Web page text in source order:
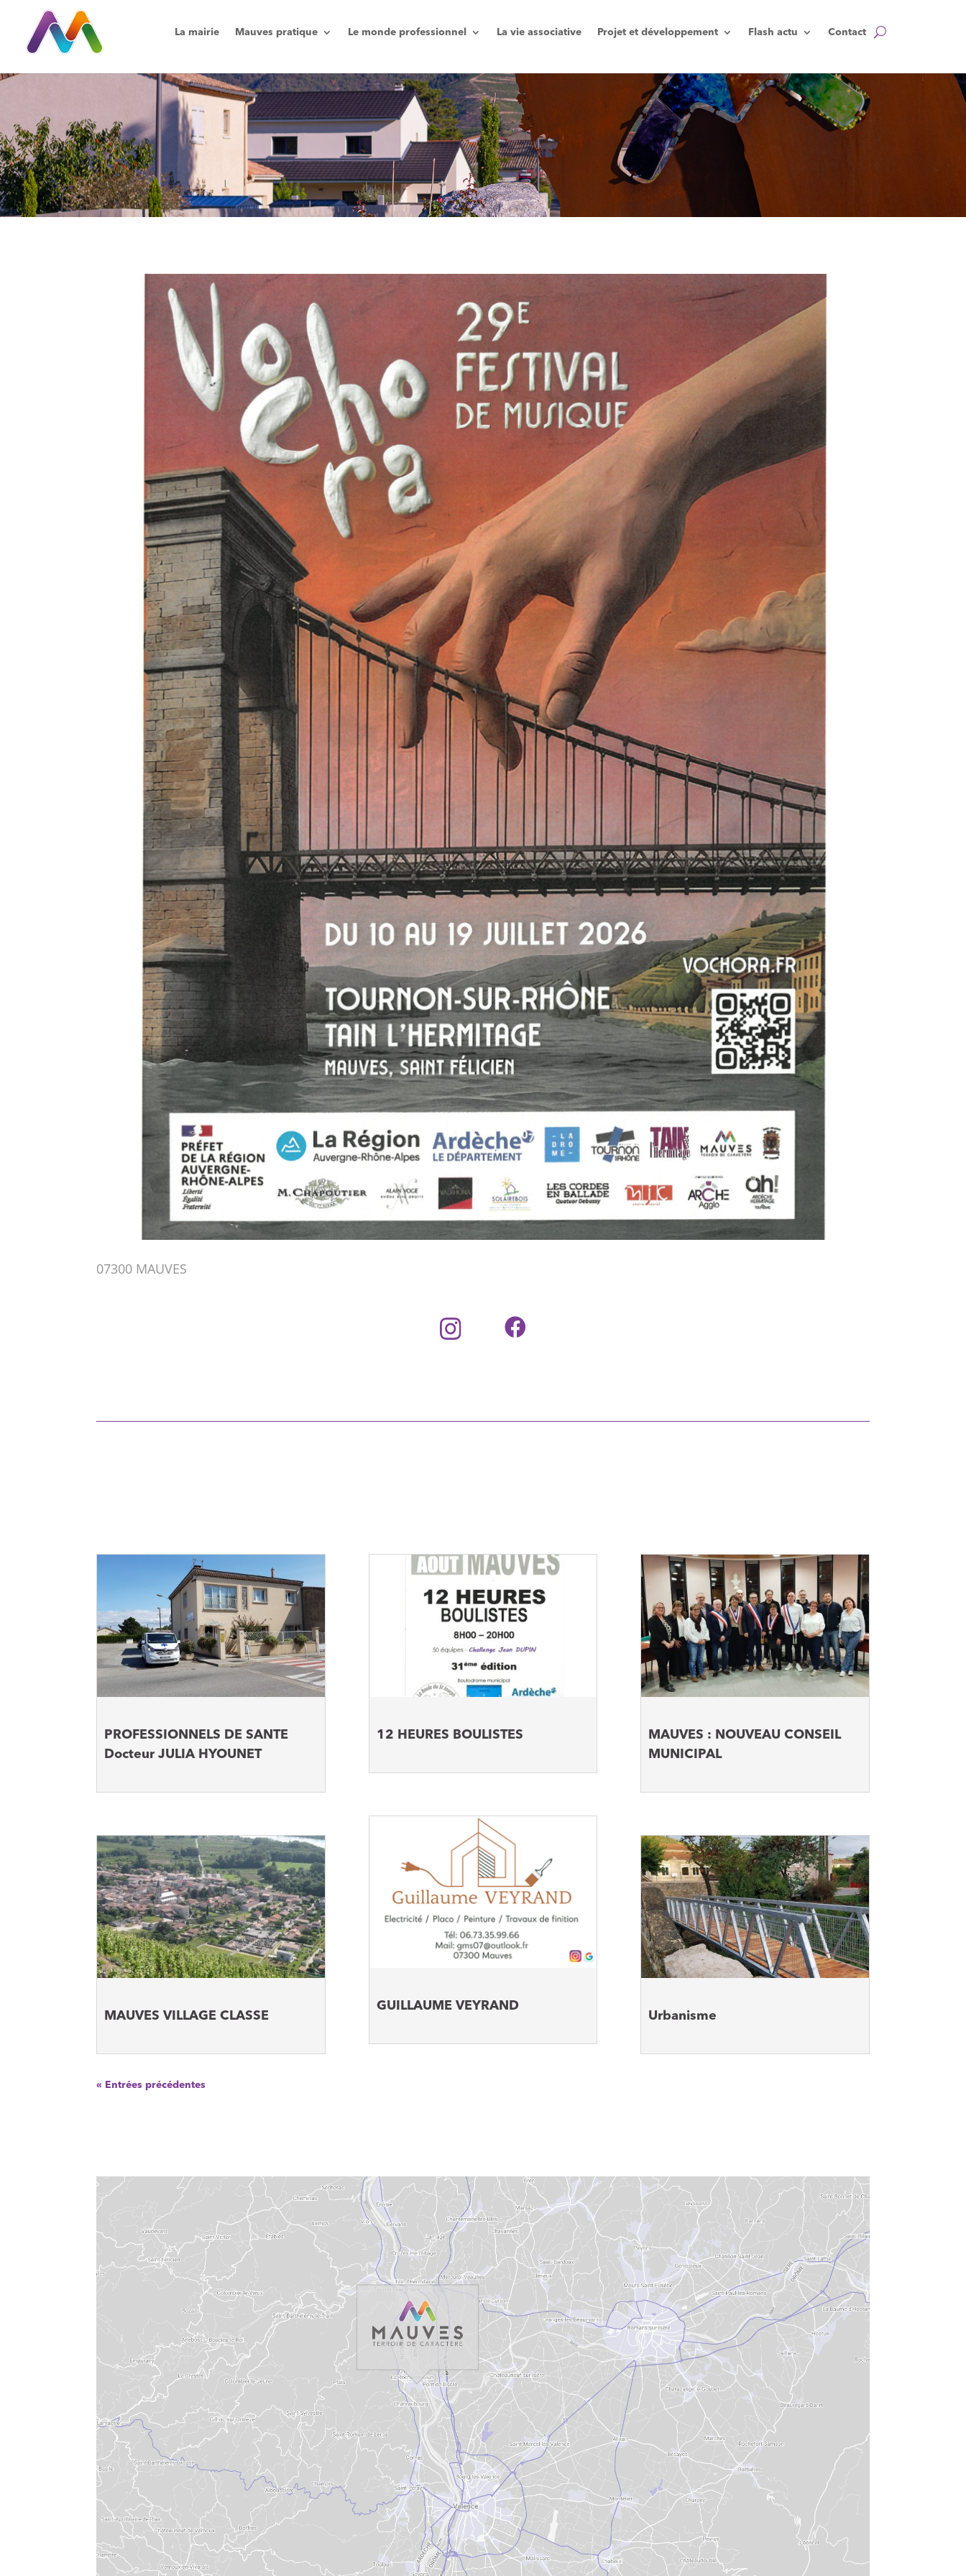
La mairie Mauves pratique Le monde professionnel La vie associative Projet et développement Flash actu Contact
07300 MAUVES
PROFESSIONNELS DE SANTE
Docteur JULIA HYOUNET
MAUVES VILLAGE CLASSE
12 HEURES BOULISTES
GUILLAUME VEYRAND
MAUVES : NOUVEAU CONSEIL
MUNICIPAL
Urbanisme
« Entrées précédentes